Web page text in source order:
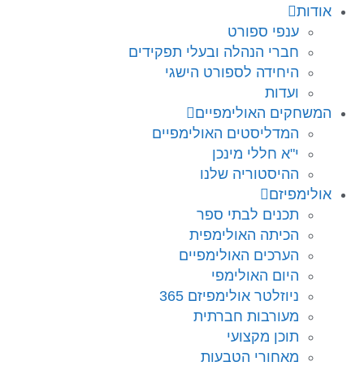
אודות
ענפי ספורט
חברי הנהלה ובעלי תפקידים
היחידה לספורט הישגי
ועדות
המשחקים האולימפיים
המדליסטים האולימפיים
י"א חללי מינכן
ההיסטוריה שלנו
אולימפיזם
תכנים לבתי ספר
הכיתה האולימפית
הערכים האולימפיים
היום האולימפי
ניוזלטר אולימפיזם 365
מעורבות חברתית
תוכן מקצועי
מאחורי הטבעות